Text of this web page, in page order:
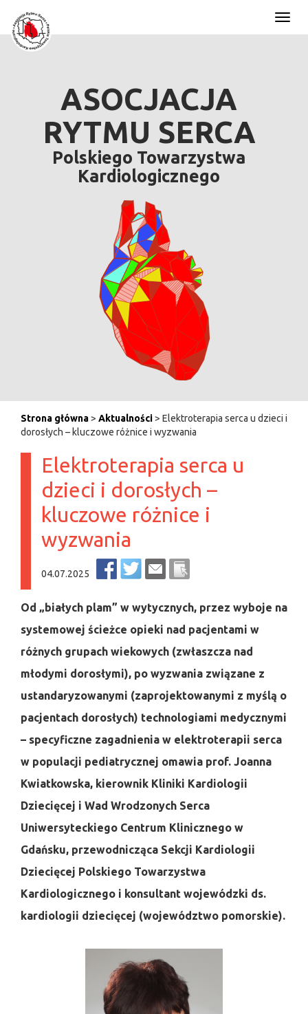
ASOCJACJA
RYTMU SERCA
Polskiego Towarzystwa
Kardiologicznego
Strona główna> Aktualności> Elektroterapia serca u dzieci i
dorosłych – kluczowe różnice i wyzwania
Elektroterapia serca u
dzieci i dorosłych –
kluczowe różnice i
wyzwania
04.07.2025
Od „białych plam” w wytycznych, przez wyboje na
systemowej ścieżce opieki nad pacjentami w
różnych grupach wiekowych (zwłaszcza nad
młodymi dorosłymi), po wyzwania związane z
ustandaryzowanymi (zaprojektowanymi z myślą o
pacjentach dorosłych) technologiami medycznymi
– specyficzne zagadnienia w elektroterapii serca
w populacji pediatrycznej omawia prof. Joanna
Kwiatkowska, kierownik Kliniki Kardiologii
Dziecięcej i Wad Wrodzonych Serca
Uniwersyteckiego Centrum Klinicznego w
Gdańsku, przewodnicząca Sekcji Kardiologii
Dziecięcej Polskiego Towarzystwa
Kardiologicznego i konsultant wojewódzki ds.
kardiologii dziecięcej (województwo pomorskie).